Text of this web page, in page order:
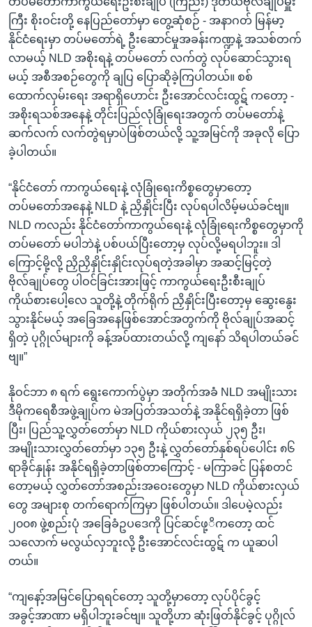
ကြီး စိုးဝင်းတို့ နေပြည်တော်မှာ တွေ့ဆုံစဉ် - အနာဂတ် မြန်မာ့
နိုင်ငံရေးမှာ တပ်မတော်ရဲ့ ဦးဆောင်မှုအခန်းကဏ္ဍနဲ့ အသစ်တက်
လာမယ့် NLD အစိုးရနဲ့ တပ်မတော် လက်တွဲ လုပ်ဆောင်သွားရ
မယ့် အစီအစဉ်တွေကို ချပြ ပြောဆိုခဲ့ကြပါတယ်။ စစ်
ထောက်လှမ်းရေး အရာရှိဟောင်း ဦးအောင်လင်းထွဋ် ကတော့ -
အစိုးရသစ်အနေနဲ့ တိုင်းပြည်လုံခြုံရေးအတွက် တပ်မတော်နဲ့
ဆက်လက် လက်တွဲရမှာပဲဖြစ်တယ်လို့ သူ့အမြင်ကို အခုလို ပြော
ခဲ့ပါတယ်။
“နိုင်ငံတော် ကာကွယ်ရေးနဲ့ လုံခြုံရေးကိစ္စတွေမှာတော့
တပ်မတော်အနေနဲ့ NLD နဲ့ ညှိနှိုင်းပြီး လုပ်ရပါလိမ့်မယ်ခင်ဗျ။
NLD ကလည်း နိုင်ငံတော်ကာကွယ်ရေးနဲ့ လုံခြုံရေးကိစ္စတွေမှာကို
တပ်မတော် မပါဘဲနဲ့ ပစ်ပယ်ပြီးတော့မှ လုပ်လို့မရပါဘူး။ ဒါ
ကြောင့်မို့လို့ ညှိညှိနှိုင်းနှိုင်းလုပ်ရတဲ့အခါမှာ အဆင့်မြင့်တဲ့
ဗိုလ်ချုပ်တွေ ပါဝင်ခြင်းအားဖြင့် ကာကွယ်ရေးဦးစီးချုပ်
ကိုယ်စားပေါ့လေ သူတို့နဲ့ တိုက်ရိုက် ညှိနှိုင်းပြီးတော့မှ ဆွေးနွေး
သွားနိုင်မယ့် အခြေအနေဖြစ်အောင်အတွက်ကို ဗိုလ်ချုပ်အဆင့်
ရှိတဲ့ ပုဂ္ဂိုလ်များကို ခန့်အပ်ထားတယ်လို့ ကျနော် သိရပါတယ်ခင်
ဗျ။”
နိုဝင်ဘာ ၈ ရက် ရွေးကောက်ပွဲမှာ အတိုက်အခံ NLD အမျိုးသား
ဒီမိုကရေစီအဖွဲ့ချုပ်က မဲအပြတ်အသတ်နဲ့ အနိုင်ရရှိခဲ့တာ ဖြစ်
ပြီး၊ ပြည်သူ့လွှတ်တော်မှာ NLD ကိုယ်စားလှယ် ၂၃၅ ဦး၊
အမျိုးသားလွှတ်တော်မှာ ၁၃၅ ဦးနဲ့ လွှတ်တော်နှစ်ရပ်ပေါင်း ၈၆
ရာခိုင်နှုန်း အနိုင်ရရှိခဲ့တာဖြစ်တာကြောင့် - မကြာခင် ပြန်စတင်
တော့မယ့် လွှတ်တော်အစည်းအဝေးတွေမှာ NLD ကိုယ်စားလှယ်
တွေ အများစု တက်ရောက်ကြမှာ ဖြစ်ပါတယ်။ ဒါပေမဲ့လည်း
၂၀၀၈ ဖွဲ့စည်းပုံ အခြေခံဥပဒေကို ပြင်ဆင်ဖု့ိကတော့ ထင်
သလောက် မလွယ်လှဘူးလို့ ဦးအောင်လင်းထွဋ် က ယူဆပါ
တယ်။
“ကျနော့်အမြင်ပြောရရင်တော့ သူတို့မှာတော့ လုပ်ပိုင်ခွင့်
အခွင့်အာဏာ မရှိပါဘူးခင်ဗျ။ သူတို့ဟာ ဆုံးဖြတ်နိုင်ခွင့် ပုဂ္ဂိုလ်